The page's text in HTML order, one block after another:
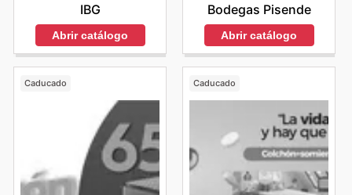
IBG
Abrir catálogo
Bodegas Pisende
Abrir catálogo
Caducado Caducado